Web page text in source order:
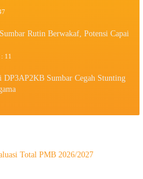
Rutin Berwakaf, Potensi Capai
11
DP3AP2KB Sumbar Cegah Stunting
Total PMB 2026/2027